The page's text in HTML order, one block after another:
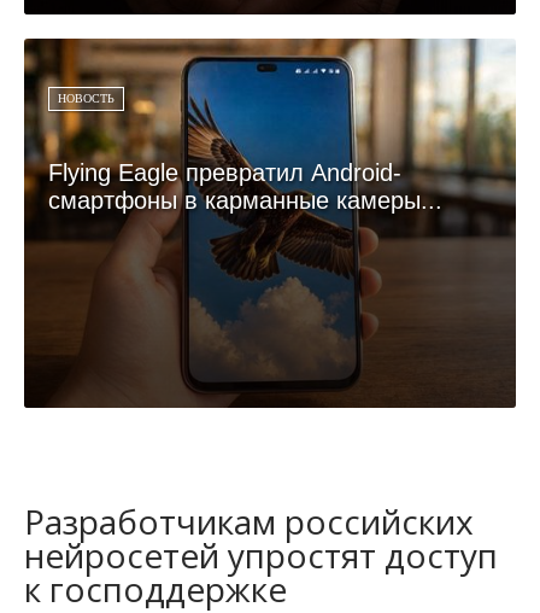
НОВОСТЬ
Flying Eagle превратил Android-
смартфоны в карманные камеры...
Разработчикам российских
нейросетей упростят доступ
к господдержке